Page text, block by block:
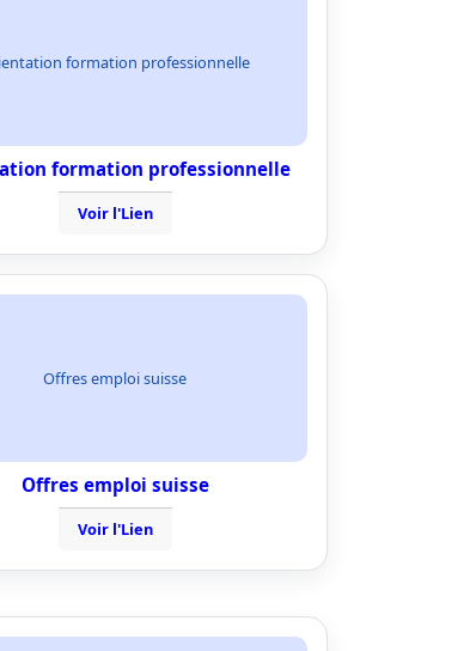
formation professionnelle
formation professionnelle
Voir l'Lien
Offres emploi suisse
Offres emploi suisse
Voir l'Lien